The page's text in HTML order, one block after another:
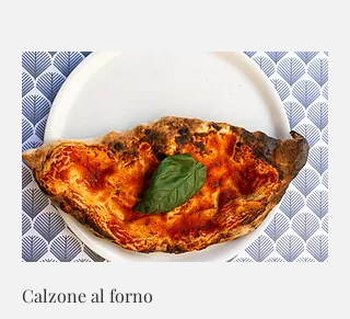
Calzone al forno